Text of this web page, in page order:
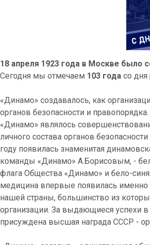
18 апреля 1923 года в Москве было
Сегодня мы отмечаем 103 года со
«Динамо» создавалось, как
органов безопасности и
«Динамо» являлось
личного состава органов
году появилась знаменитая
команды «Динамо» А.Борисовым, -
флага Общества «Динамо» и бело-
медицина впервые появилась именно
нашей страны, большинство из
организации. За выдающиеся успехи
присуждена высшая награда СССР -